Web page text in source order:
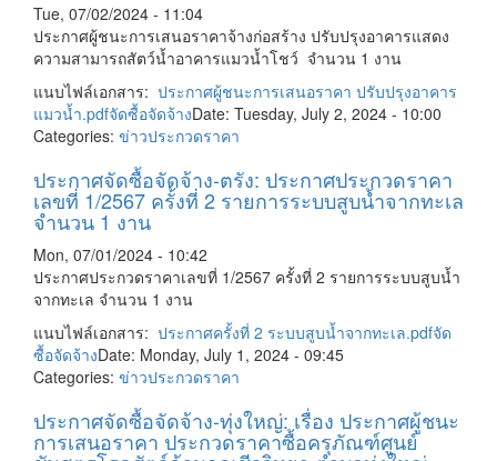
Tue, 07/02/2024 - 11:04
ประกาศผู้ชนะการเสนอราคาจ้างก่อสร้าง ปรับปรุงอาคารแสดง
ความสามารถสัตว์น้ำอาคารแมวน้ำโชว์ จำนวน 1 งาน
แนบไฟล์เอกสาร: ประกาศผู้ชนะการเสนอราคา ปรับปรุงอาคาร
แมวน้ำ.pdfจัดซื้อจัดจ้างDate: Tuesday, July 2, 2024 - 10:00
Categories: ข่าวประกวดราคา
ประกาศจัดซื้อจัดจ้าง-ตรัง: ประกาศประกวดราคา
เลขที่ 1/2567 ครั้งที่ 2 รายการระบบสูบน้ำจากทะเล
จำนวน 1 งาน
Mon, 07/01/2024 - 10:42
ประกาศประกวดราคาเลขที่ 1/2567 ครั้งที่ 2 รายการระบบสูบน้ำ
จากทะเล จำนวน 1 งาน
แนบไฟล์เอกสาร: ประกาศครั้งที่ 2 ระบบสูบน้ำจากทะเล.pdfจัด
ซื้อจัดจ้างDate: Monday, July 1, 2024 - 09:45
Categories: ข่าวประกวดราคา
ประกาศจัดซื้อจัดจ้าง-ทุ่งใหญ่: เรื่อง ประกาศผู้ชนะ
การเสนอราคา ประกวดราคาซื้อครุภัณฑ์ศูนย์